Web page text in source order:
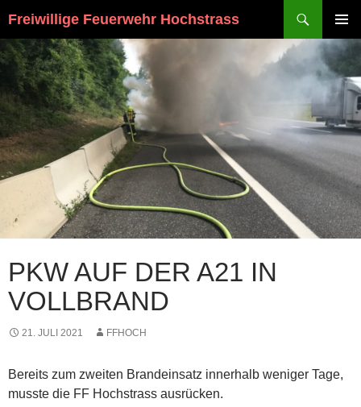
Freiwillige Feuerwehr Hochstrass
MENÜ
INHALT
SPRINGEN
PKW AUF DER A21 IN
VOLLBRAND
21. JULI 2021 FFHOCH
Bereits zum zweiten Brandeinsatz innerhalb weniger Tage,
musste die FF Hochstrass ausrücken.